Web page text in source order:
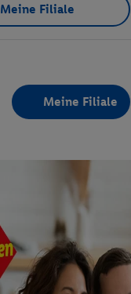
Meine Filiale
Meine Filiale